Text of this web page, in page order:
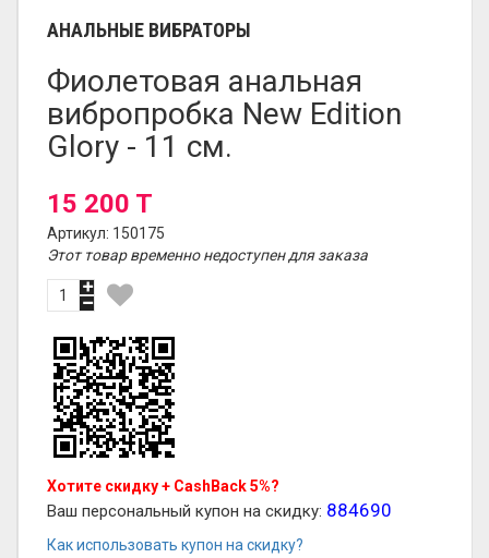
АНАЛЬНЫЕ ВИБРАТОРЫ
Фиолетовая анальная
вибропробка New Edition
Glory - 11 см.
15 200 T
Артикул: 150175
Этот товар временно недоступен для заказа
Хотите скидку + CashBack 5%?
Ваш персональный купон на скидку: 884690
Как использовать купон на скидку?